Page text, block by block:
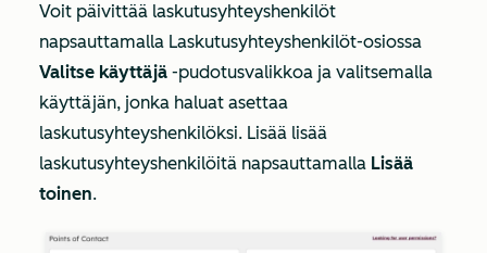
Voit päivittää laskutusyhteyshenkilöt
napsauttamalla Laskutusyhteyshenkilöt-osiossa
Valitse käyttäjä -pudotusvalikkoa ja valitsemalla
käyttäjän, jonka haluat asettaa
laskutusyhteyshenkilöksi. Lisää lisää
laskutusyhteyshenkilöitä napsauttamalla Lisää
toinen.